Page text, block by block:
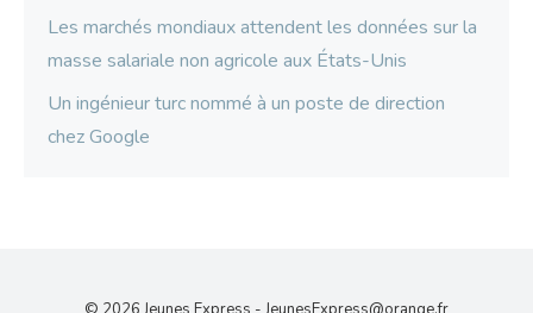
Les marchés mondiaux attendent les données sur la
masse salariale non agricole aux États-Unis
Un ingénieur turc nommé à un poste de direction
chez Google